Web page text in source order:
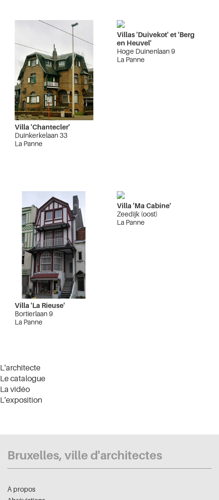
Villa 'Chantecler'
Duinkerkelaan 33
La Panne
Villas 'Duivekot' et 'Berg
en Heuvel'
Hoge Duinenlaan 9
La Panne
Villa 'La Rieuse'
Bortierlaan 9
La Panne
Villa 'Ma Cabine'
Zeedijk (oost)
La Panne
L'architecte
Le catalogue
La vidéo
L'exposition
Bruxelles, ville d'architectes
À propos